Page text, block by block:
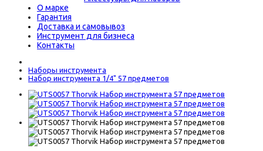
О марке
Гарантия
Доставка и самовывоз
Инструмент для бизнеса
Контакты
Наборы инструмента
Набор инструмента 1/4" 57 предметов